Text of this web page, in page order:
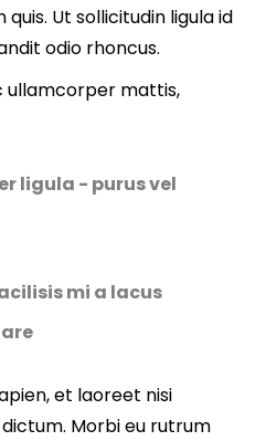
Ut sollicitudin ligula id
odio rhoncus.
ullamcorper mattis,
ligula - purus vel
mi a lacus
et laoreet nisi
Morbi eu rutrum